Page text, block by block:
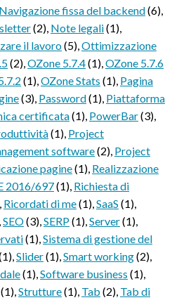
Navigazione fissa del backend(6),
(2), Note legali(1),
il lavoro(5),Ottimizzazione
(2),OZone 5.7.4(1),OZone 5.7.6
(1),OZone Stats (1), Pagina
(3), Password(1), Piattaforma
certificata(1), PowerBar(3),
(1), Project
software(2), Project
pagine(1), Realizzazione
2016/697(1), Richiesta di
, Ricordati di me(1),SaaS (1),
,SEO(3),SERP(1),Server(1),
(1),Sistema di gestione del
,Slider(1),Smart working(2),
(1),Software business (1),
(1),Strutture(1), Tab (2), Tab di